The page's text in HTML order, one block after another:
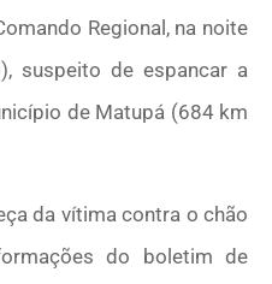
Regional, na noite
suspeito de espancar a
de Matupá (684 km
da vítima contra o chão
do boletim de